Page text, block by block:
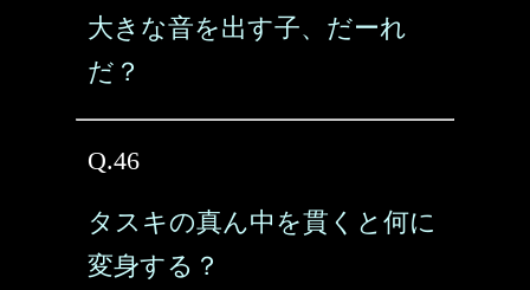
大きな音を出す子、だーれ
だ？
Q.46
タスキの真ん中を貫くと何に
変身する？